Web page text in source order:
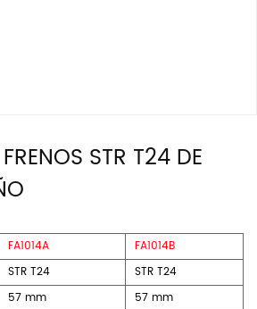
STR T24 DE
FA1014A
FA1014B
STR T24
STR T24
57 mm
57 mm